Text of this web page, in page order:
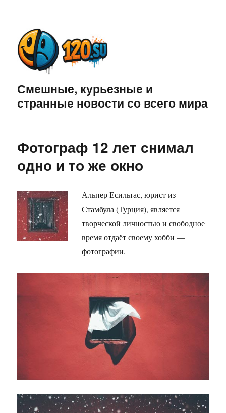
Смешные, курьезные и
странные новости со всего мира
Фотограф 12 лет снимал
одно и то же окно
Альпер Есильтас, юрист из
Стамбула (Турция), является
творческой личностью и свободное
время отдаёт своему хобби —
фотографии.